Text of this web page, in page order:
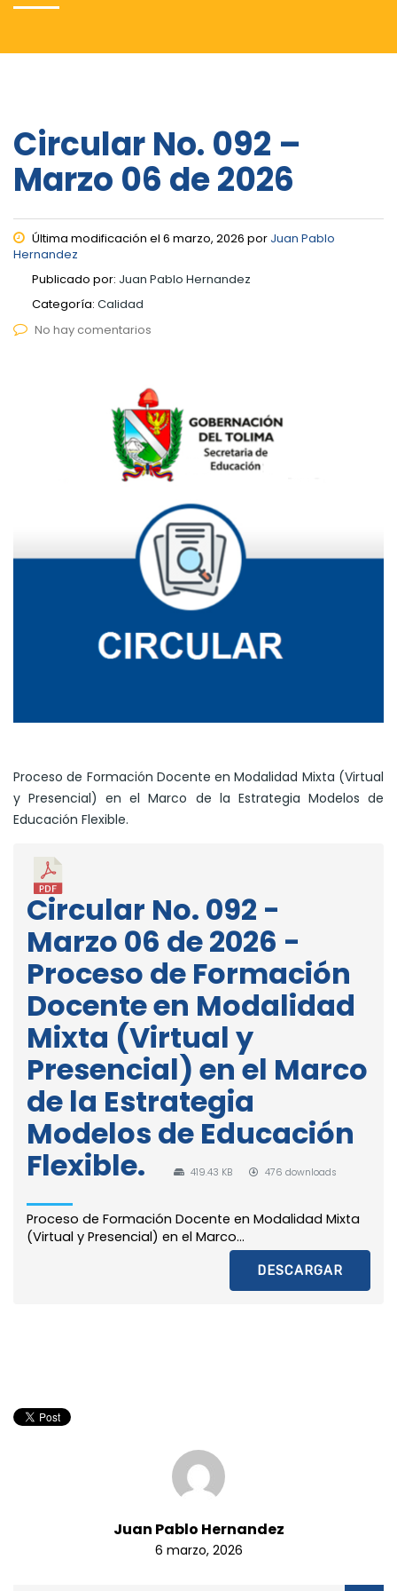
Circular No. 092 –
Marzo 06 de 2026
Última modificación el 6 marzo, 2026 por Juan Pablo
Hernandez
Publicado por: Juan Pablo Hernandez
Categoría: Calidad
No hay comentarios
Proceso de Formación Docente en Modalidad Mixta (Virtual
y Presencial) en el Marco de la Estrategia Modelos de
Educación Flexible.
Circular No. 092 -
Marzo 06 de 2026 -
Proceso de Formación
Docente en Modalidad
Mixta (Virtual y
Presencial) en el Marco
de la Estrategia
Modelos de Educación
Flexible.
419.43 KB 476 downloads
Proceso de Formación Docente en Modalidad Mixta
(Virtual y Presencial) en el Marco...
DESCARGAR
Juan Pablo Hernandez
6 marzo, 2026